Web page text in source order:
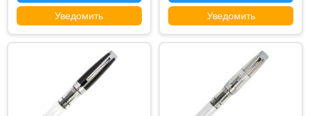
Уведомить Уведомить